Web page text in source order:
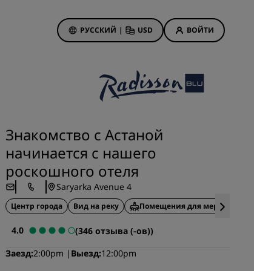
РУССКИЙ | USD ВОЙТИ
Акции отелей
предложения
Выигрыш с первого раза
Тариф «Предложения дня»
Бронируйте заранее
Ознакомьтесь с нашими
Идеи для путешествий
Знакомство с Астаной
начинается с нашего
роскошного отеля
Saryarka Avenue 4
Центр города Вид на реку Помещения для
4.0
(346 отзыва (-ов))
Заезд 2:00pm Выезд 12:00pm